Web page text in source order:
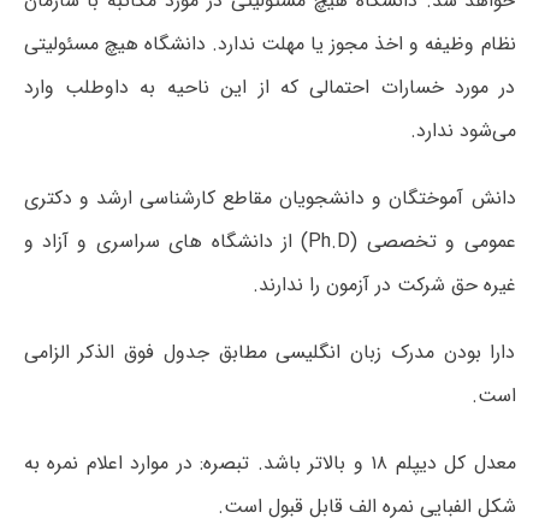
نظام وظیفه و اخذ مجوز یا مهلت ندارد. دانشگاه هیچ مسئولیتی
در مورد خسارات احتمالی که از این ناحیه به داوطلب وارد
می‌شود ندارد.
دانش آموختگان و دانشجویان مقاطع کارشناسی ارشد و دکتری
عمومی و تخصصی (Ph.D) از دانشگاه های سراسری و آزاد و
غیره حق شرکت در آزمون را ندارند.
دارا بودن مدرک زبان انگلیسی مطابق جدول فوق الذکر الزامی
است.
معدل کل دیپلم ۱۸ و بالاتر باشد. تبصره: در موارد اعلام نمره به
شکل الفبایی نمره الف قابل قبول است.